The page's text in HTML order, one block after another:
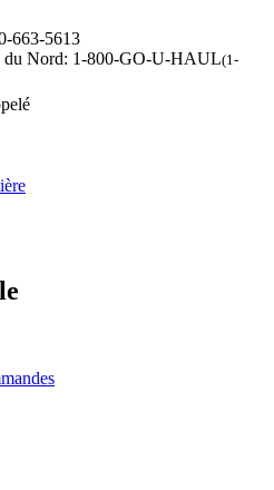
663-5613
du Nord: 1-800-GO-U-HAUL(1-